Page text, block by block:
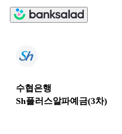
수협은행
Sh플러스알파예금(3차)